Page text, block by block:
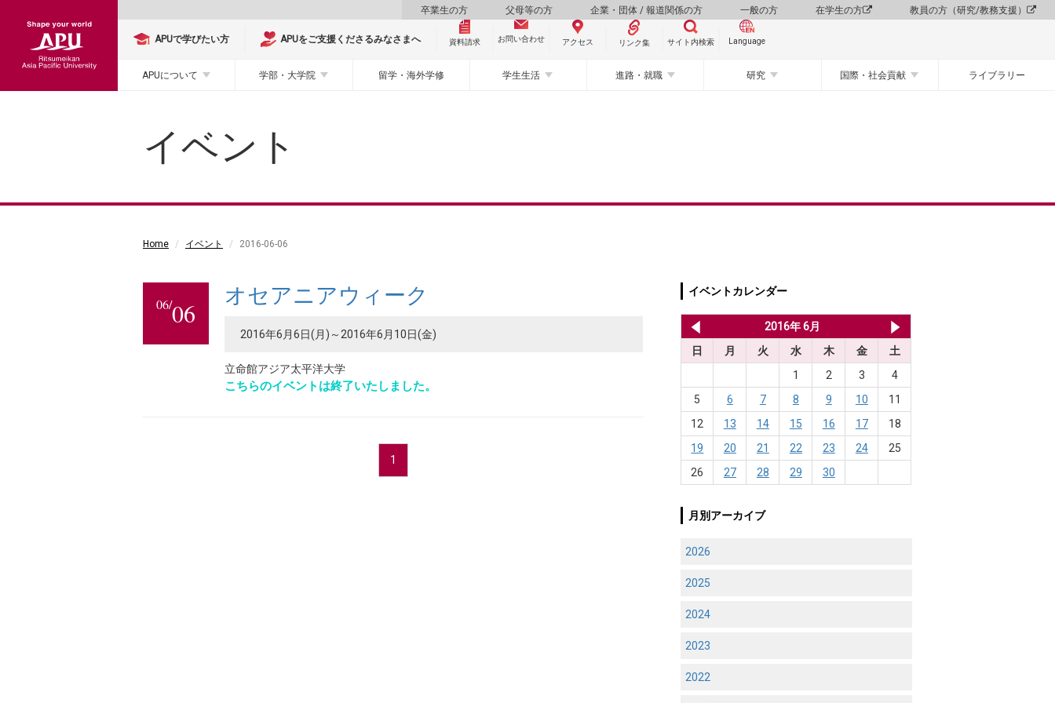
卒業生の方 父母等の方 企業・団体 / 報道関係の方 一般の方 在学生の方 教員の方（研究/教務支援）
APUで学びたい方 APUをご支援くださるみなさまへ 資料請求 お問い合わせ アクセス リンク集 サイト内検索 Language
APUについて 学部・大学院 留学・海外学修 学生生活 進路・就職 研究 国際・社会貢献 ライブラリー
イベント
Home イベント 2016-06-06
06/06
オセアニアウィーク
2016年6月6日(月)～2016年6月10日(金)
立命館アジア太平洋大学
こちらのイベントは終了いたしました。
1
イベントカレンダー
2016年 6月
日
月 火 水 木 金
土
1
2 3
4
5
6 7 8 9 10
11
12
13 14 15 16 17
18
19
20 21 22 23 24
25
26
27 28 29 30
月別アーカイブ
2026
2025
2024
2023
2022